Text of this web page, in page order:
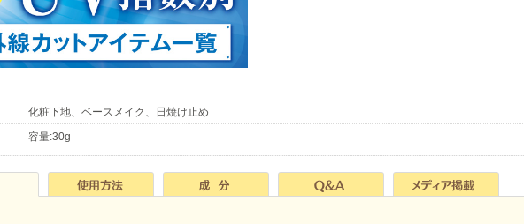
化粧下地、ベースメイク、日焼け止め
容量:30g